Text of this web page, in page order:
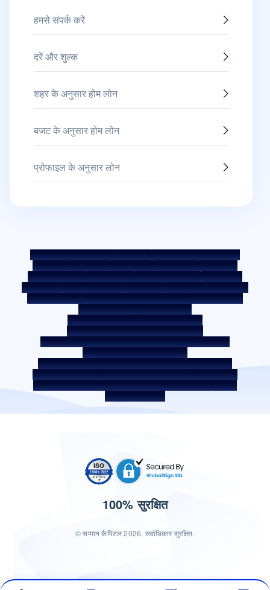
हमसे संपर्क करें
दरें और शुल्क
शहर के अनुसार होम लोन
बजट के अनुसार होम लोन
प्रोफाइल के अनुसार लोन
साइटमैप फेयर प्रैक्टिस कोड बेंचमार्क दरें KYC दिशानिर्देश
डाउनलोड्स
सेल नोटिस
नीलामी पोर्टल कुकी पॉलिसी गोपनीयता नीति
नियम व शर्तें
व्हिसिलब्लोअर नीति
शिकायत दर्ज करें शिकायत निवारण नीति
पर्यावरण नीति
गुणवत्ता नीति
सोशल मीडिया पॉलिसी अस्वीकरण ब्याज दर
ब्याज़ दर की पॉलिसी
फीस और अन्य शुल्क
आवश्यक डॉक्यूमेंट प्री-पेमेंट शुल्क
ROI स्विच पॉलिसी
को-लेंडिंग पॉलिसी
को-लेंडिंग पार्टनरशिप
उधारकर्ता की शिक्षा - SMA/NPA क्लासिफ़िकेशन
उधारकर्ता की जागरूकता - RBI ओम्बड्समैन स्कीम
उधारकर्ता जागरूकता - प्रॉपर्टी डॉक्यूमेंट को हैंडओवर करने की प्रक्रिया
कॉर्पोरेट गवर्नेंस के आंतरिक दिशानिर्देश
सरफेसी अधिनियम 2002 के तहत प्राप्त सिक्योर्ड एसेट
बंद सेवा प्रदाता
डिजिटल सोर्सिंग पार्टनर
लिक्विडिटी जोखिम पर डिस्‍क्‍लोज़र
डिजिटल सेवाएं
सीकेवाईसी संबंधी जागरूकता वीडियो
सीकेवाईसी जागरूकता फोटो
CSR
भारत में होम लोकेशन
100% सुरक्षित
© सम्मान कैपिटल 2026. सर्वाधिकार सुरक्षित.